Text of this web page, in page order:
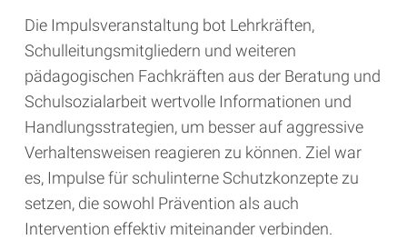
Die Impulsveranstaltung bot Lehrkräften,
Schulleitungsmitgliedern und weiteren
pädagogischen Fachkräften aus der Beratung und
Schulsozialarbeit wertvolle Informationen und
Handlungsstrategien, um besser auf aggressive
Verhaltensweisen reagieren zu können. Ziel war
es, Impulse für schulinterne Schutzkonzepte zu
setzen, die sowohl Prävention als auch
Intervention effektiv miteinander verbinden.